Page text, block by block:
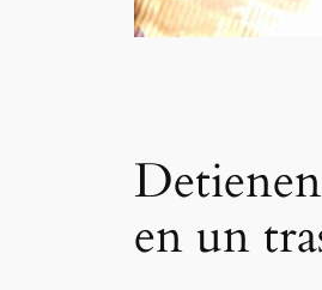
en un